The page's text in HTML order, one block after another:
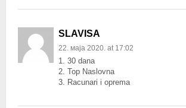
SLAVISA
22. маја 2020. at 17:02
1. 30 dana
2. Top Naslovna
3. Racunari i oprema